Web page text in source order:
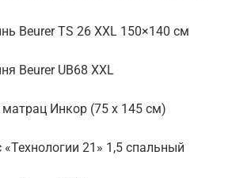
Beurer TS 26 XXL 150×140 см
Beurer UB68 XXL
матрац Инкор (75 х 145 см)
21» 1,5 спальный